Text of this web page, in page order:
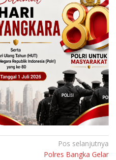
Pos selanjutnya
Polres Bangka Gelar